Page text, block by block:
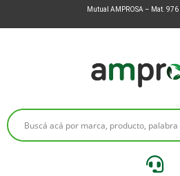
Mutual AMPROSA – Mat. 976